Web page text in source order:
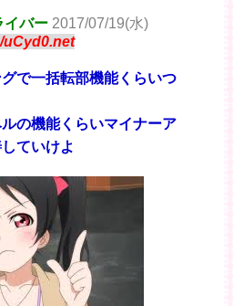
イバー 2017/07/19(水)
uCyd0.net
で一括転部機能くらいつ
の機能くらいマイナーア
ていけよ